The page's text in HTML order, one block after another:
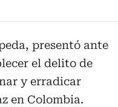
presentó ante
el delito de
y erradicar
en Colombia.